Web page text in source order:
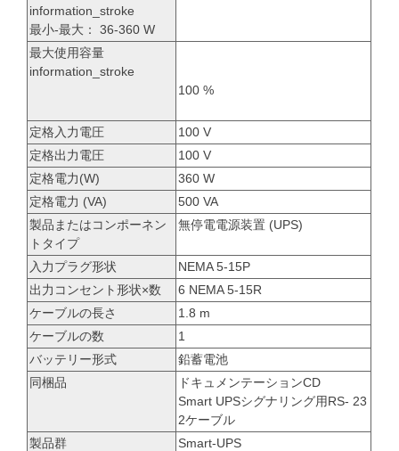
information_stroke
最小-最大： 36-360 W
最大使用容量
information_stroke
100 %
定格入力電圧
100 V
定格出力電圧
100 V
定格電力(W)
360 W
定格電力 (VA)
500 VA
製品またはコンポーネン
トタイプ
無停電電源装置 (UPS)
入力プラグ形状
NEMA 5-15P
出力コンセント形状×数
6 NEMA 5-15R
ケーブルの長さ
1.8 m
ケーブルの数
1
バッテリー形式
鉛蓄電池
同梱品
ドキュメンテーションCD
Smart UPSシグナリング用RS- 23
2ケーブル
製品群
Smart-UPS